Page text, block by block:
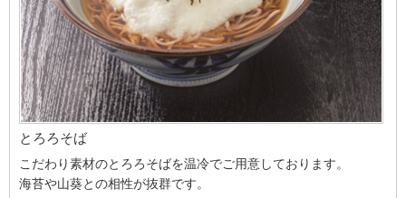
とろろそば
こだわり素材のとろろそばを温冷でご用意しております。
海苔や山葵との相性が抜群です。